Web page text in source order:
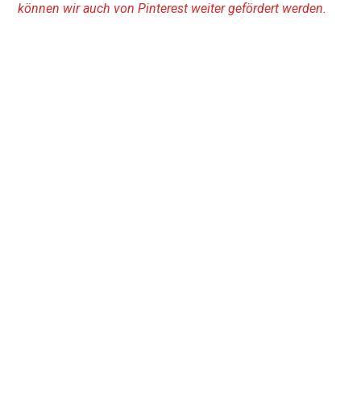
können wir auch von Pinterest weiter gefördert werden.